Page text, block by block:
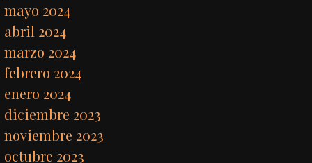
mayo 2024
abril 2024
marzo 2024
febrero 2024
enero 2024
diciembre 2023
noviembre 2023
octubre 2023